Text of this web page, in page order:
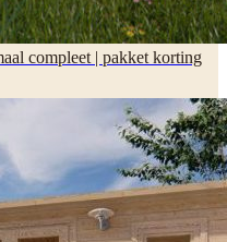
compleet | pakket korting